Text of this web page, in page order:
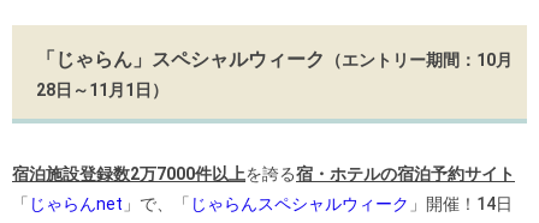
「じゃらん」スペシャルウィーク
（エントリー期間：10月
28日～11月1日）
宿泊施設登録数2万7000件以上を誇る宿・ホテルの宿泊予約サイト
「 じゃらんnet 」で、「 じゃらんスペシャルウィーク 」開催！ 14日